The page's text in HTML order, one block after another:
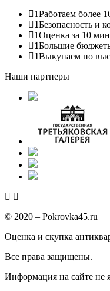
1Работаем более
1Безопасность и
1Оценка за 10
1Большие
1Выкупаем по
Наши партнеры
© 2020 – Pokrovka45.ru
Оценка и скупка
Все права защищены.
Информация на сайте не